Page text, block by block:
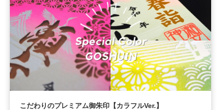
こだわりのプレミアム御朱印【カラフルVer.】